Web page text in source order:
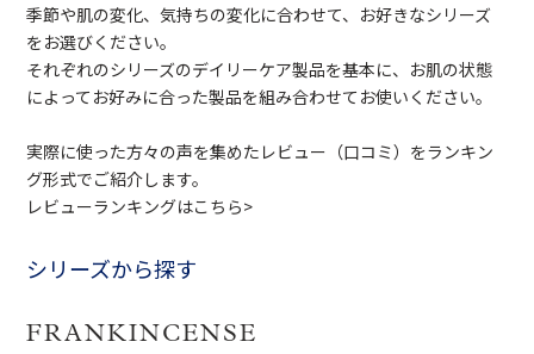
季節や肌の変化、気持ちの変化に合わせて、お好きなシリーズ
をお選びください。
それぞれのシリーズのデイリーケア製品を基本に、お肌の状態
によってお好みに合った製品を組み合わせてお使いください。
実際に使った方々の声を集めたレビュー（口コミ）をランキン
グ形式でご紹介します。
レビューランキングはこちら>
シリーズから探す
FRANKINCENSE